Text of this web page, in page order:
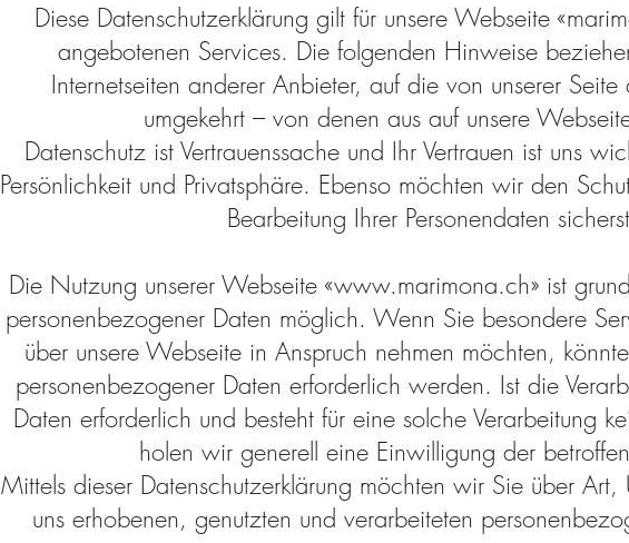
Diese Datenschutzerklärung gilt für unsere Webseite
angebotenen Services. Die folgenden Hinweise
Internetseiten anderer Anbieter, auf die von unserer
umgekehrt – von denen aus auf unsere
Datenschutz ist Vertrauenssache und Ihr Vertrauen ist uns
Persönlichkeit und Privatsphäre. Ebenso möchten wir den
Bearbeitung Ihrer Personendaten
Die Nutzung unserer Webseite «www.marimona.ch» ist
personenbezogener Daten möglich. Wenn Sie besondere
über unsere Webseite in Anspruch nehmen möchten,
personenbezogener Daten erforderlich werden. Ist die
Daten erforderlich und besteht für eine solche Verarbeitung
holen wir generell eine Einwilligung der
Mittels dieser Datenschutzerklärung möchten wir Sie über
uns erhobenen, genutzten und verarbeiteten